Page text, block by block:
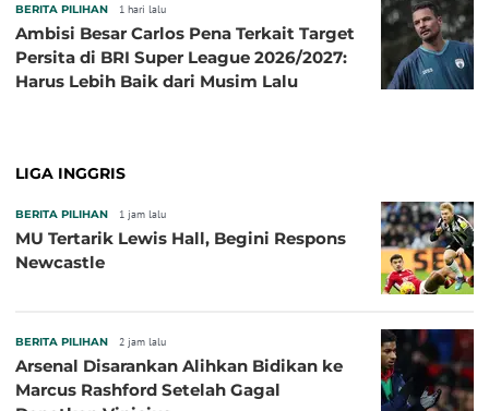
BERITA PILIHAN 1 hari lalu
Ambisi Besar Carlos Pena Terkait Target
Persita di BRI Super League 2026/2027:
Harus Lebih Baik dari Musim Lalu
LIGA INGGRIS
BERITA PILIHAN 1 jam lalu
MU Tertarik Lewis Hall, Begini Respons
Newcastle
BERITA PILIHAN 2 jam lalu
Arsenal Disarankan Alihkan Bidikan ke
Marcus Rashford Setelah Gagal